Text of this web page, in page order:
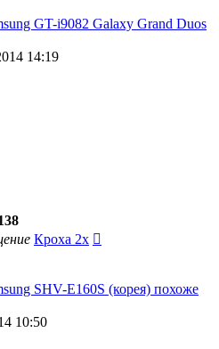
GT-i9082 Galaxy Grand Duos
14:19
Кроха 2х
SHV-E160S (корея) похоже
10:50